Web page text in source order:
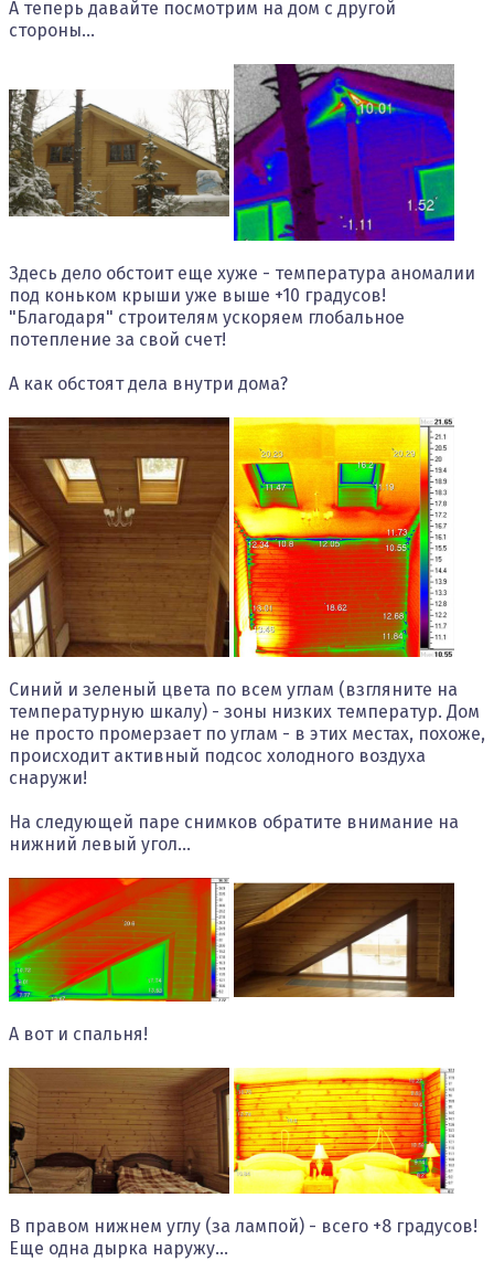
А теперь давайте посмотрим на дом с другой
стороны...
Здесь дело обстоит еще хуже - температура аномалии
под коньком крыши уже выше +10 градусов!
"Благодаря" строителям ускоряем глобальное
потепление за свой счет!
А как обстоят дела внутри дома?
Синий и зеленый цвета по всем углам (взгляните на
температурную шкалу) - зоны низких температур. Дом
не просто промерзает по углам - в этих местах, похоже,
происходит активный подсос холодного воздуха
снаружи!
На следующей паре снимков обратите внимание на
нижний левый угол...
А вот и спальня!
В правом нижнем углу (за лампой) - всего +8 градусов!
Еще одна дырка наружу...